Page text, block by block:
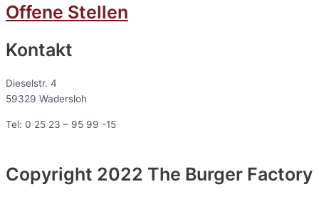
Offene Stellen
Kontakt
Dieselstr. 4
59329 Wadersloh
Tel: 0 25 23 – 95 99 -15
Copyright 2022 The Burger Factory